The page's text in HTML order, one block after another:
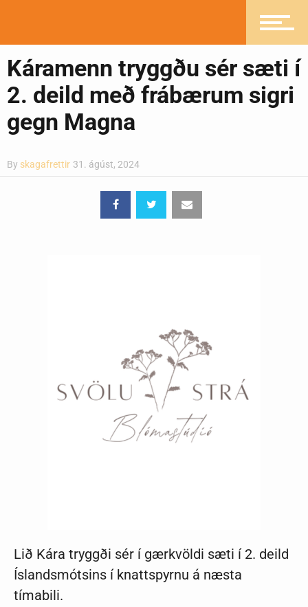
Káramenn tryggðu sér sæti í
2. deild með frábærum sigri
gegn Magna
By skagafrettir 31. ágúst, 2024
Lið Kára tryggði sér í gærkvöldi sæti í 2. deild
Íslandsmótsins í knattspyrnu á næsta
tímabili.